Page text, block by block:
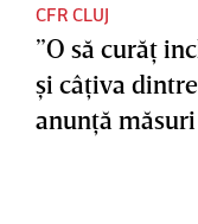
CFR CLUJ
”O să curăţ
şi câţiva
anunţă